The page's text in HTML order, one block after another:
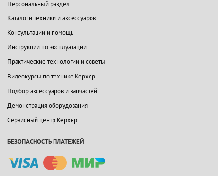
Персональный раздел
Каталоги техники и аксессуаров
Консультации и помощь
Инструкции по эксплуатации
Практические технологии и советы
Видеокурсы по технике Керхер
Подбор аксессуаров и запчастей
Демонстрация оборудования
Сервисный центр Керхер
БЕЗОПАСНОСТЬ ПЛАТЕЖЕЙ